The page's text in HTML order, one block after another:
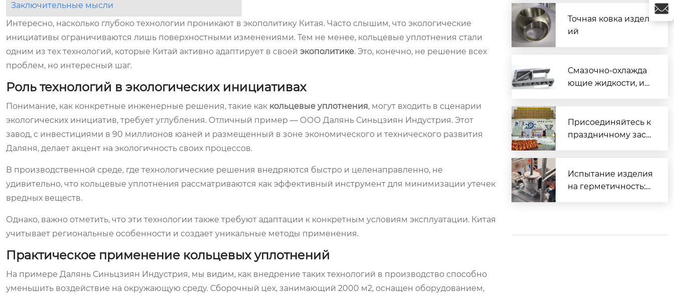
Заключительные мысли
Интересно, насколько глубоко технологии проникают в экополитику Китая. Часто слышим, что экологические
инициативы ограничиваются лишь поверхностными изменениями. Тем не менее, кольцевые уплотнения стали
одним из тех технологий, которые Китай активно адаптирует в своей экополитике. Это, конечно, не решение всех
проблем, но интересный шаг.
Роль технологий в экологических инициативах
Понимание, как конкретные инженерные решения, такие как кольцевые уплотнения, могут входить в сценарии
экологических инициатив, требует углубления. Отличный пример — ООО Далянь Синьцзиян Индустрия. Этот
завод, с инвестициями в 90 миллионов юаней и размещенный в зоне экономического и технического развития
Даляня, делает акцент на экологичность своих процессов.
В производственной среде, где технологические решения внедряются быстро и целенаправленно, не
удивительно, что кольцевые уплотнения рассматриваются как эффективный инструмент для минимизации утечек
вредных веществ.
Однако, важно отметить, что эти технологии также требуют адаптации к конкретным условиям эксплуатации. Китая
учитывает региональные особенности и создает уникальные методы применения.
Практическое применение кольцевых уплотнений
На примере Далянь Синьцзиян Индустрия, мы видим, как внедрение таких технологий в производство способно
уменьшить воздействие на окружающую среду. Сборочный цех, занимающий 2000 м2, оснащен оборудованием,
Точная ковка издел
ий
Смазочно-охлажда
ющие жидкости, ис
материалов
Присоединяйтесь к
праздничному заст
тиваль.
Испытание изделия
на герметичность: